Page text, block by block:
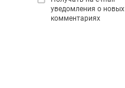
уведомления о новых
комментариях